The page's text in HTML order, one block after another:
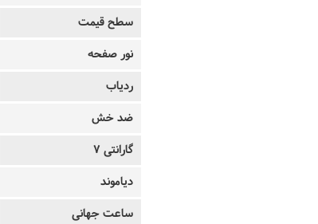
سطح قیمت
نور صفحه
ردیاب
ضد خش
گارانتی 7
دیاموند
ساعت جهانی